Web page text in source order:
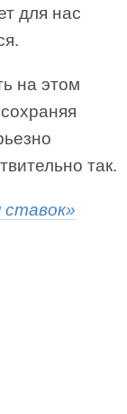
для нас
на этом
так.
ставок»